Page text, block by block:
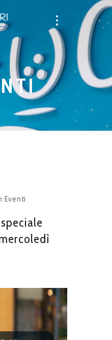
Eventi